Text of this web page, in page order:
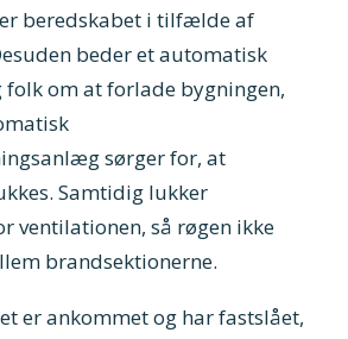
beredskabet i tilfælde af
beder et automatisk
om at forlade bygningen,
sørger for, at
Samtidig lukker
ventilationen, så røgen ikke
brandsektionerne.
er ankommet og har fastslået,